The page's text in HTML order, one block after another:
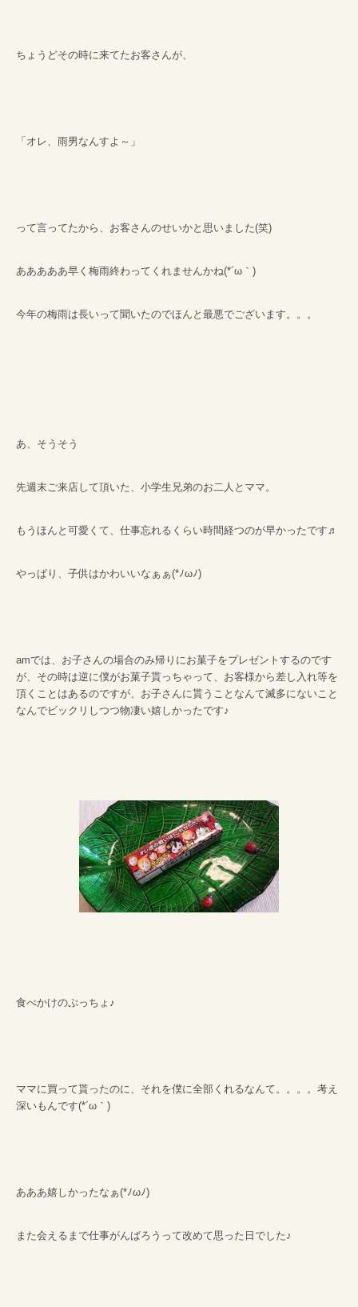
ちょうどその時に来てたお客さんが、
「オレ、雨男なんすよ～」
って言ってたから、お客さんのせいかと思いました(笑)
あああああ早く梅雨終わってくれませんかね(*´ω｀)
今年の梅雨は長いって聞いたのでほんと最悪でございます。。。
あ、そうそう
先週末ご来店して頂いた、小学生兄弟のお二人とママ。
もうほんと可愛くて、仕事忘れるくらい時間経つのが早かったです♬
やっぱり、子供はかわいいなぁぁ(*ﾉωﾉ)
amでは、お子さんの場合のみ帰りにお菓子をプレゼントするのです
が、その時は逆に僕がお菓子貰っちゃって、お客様から差し入れ等を
頂くことはあるのですが、お子さんに貰うことなんて滅多にないこと
なんでビックリしつつ物凄い嬉しかったです♪
食べかけのぷっちょ♪
ママに買って貰ったのに、それを僕に全部くれるなんて。。。。考え
深いもんです(*´ω｀)
あああ嬉しかったなぁ(*ﾉωﾉ)
また会えるまで仕事がんばろうって改めて思った日でした♪